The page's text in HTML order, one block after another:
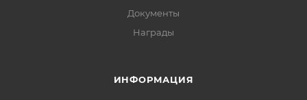
Документы
Награды
ИНФОРМАЦИЯ